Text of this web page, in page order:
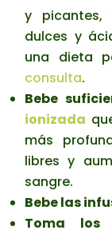
y picantes,
dulces y
una dieta
consulta.
Bebe
ionizada
más
libres y
sangre.
Bebe las
Toma los